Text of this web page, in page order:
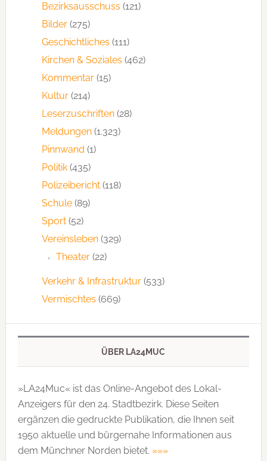
Bezirksausschuss (121)
Bilder(275)
Geschichtliches (111)
Kirchen & Soziales (462)
Kommentar(15)
Kultur(214)
Leserzuschriften(28)
Meldungen(1.323)
Pinnwand (1)
Politik(435)
Polizeibericht(118)
Schule(89)
Sport(52)
Vereinsleben(329)
Theater(22)
Verkehr & Infrastruktur(533)
Vermischtes (669)
ÜBER LA24MUC
»LA24Muc« ist das Online-Angebot des Lokal-
Anzeigers für den 24. Stadtbezirk. Diese Seiten
ergänzen die gedruckte Publi­kation, die Ihnen seit
1950 aktuelle und bürgernahe Informationen aus
dem Münchner Norden bietet. »»»